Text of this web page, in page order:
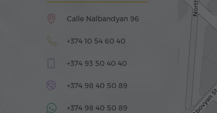
Calle Nalbandyan 96
+374 10 54 60 40
+374 93 50 40 40
+374 98 40 50 89
+374 98 40 50 89